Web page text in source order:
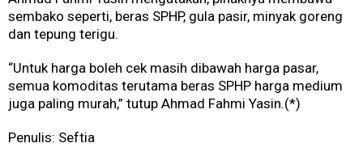
sembako seperti, beras SPHP, gula pasir, minyak goreng
dan tepung terigu.
“Untuk harga boleh cek masih dibawah harga pasar,
semua komoditas terutama beras SPHP harga medium
juga paling murah,” tutup Ahmad Fahmi Yasin.(*)
Penulis: Seftia